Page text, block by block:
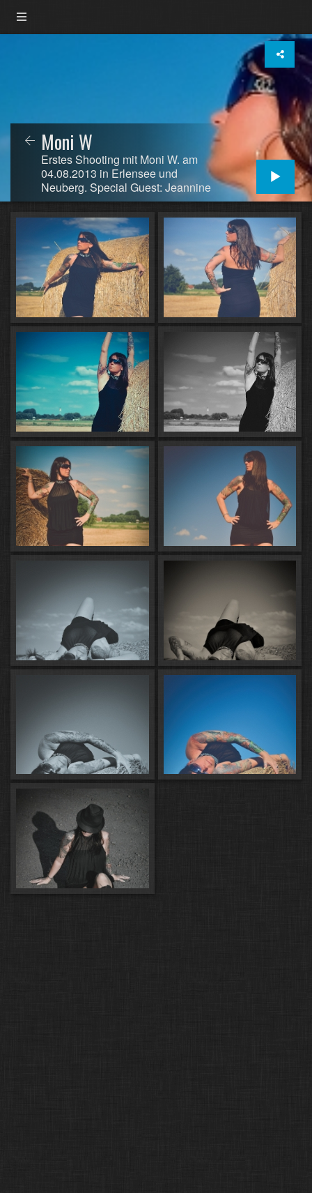
Moni W
Erstes Shooting mit Moni W. am
04.08.2013 in Erlensee und
Neuberg. Special Guest: Jeannine